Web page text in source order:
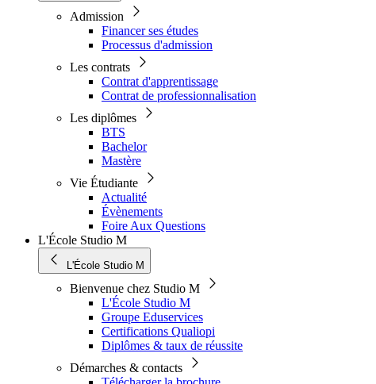
Admission
Financer ses études
Processus d'admission
Les contrats
Contrat d'apprentissage
Contrat de professionnalisation
Les diplômes
BTS
Bachelor
Mastère
Vie Étudiante
Actualité
Évènements
Foire Aux Questions
L'École Studio M
L'École Studio M
Bienvenue chez Studio M
L'École Studio M
Groupe Eduservices
Certifications Qualiopi
Diplômes & taux de réussite
Démarches & contacts